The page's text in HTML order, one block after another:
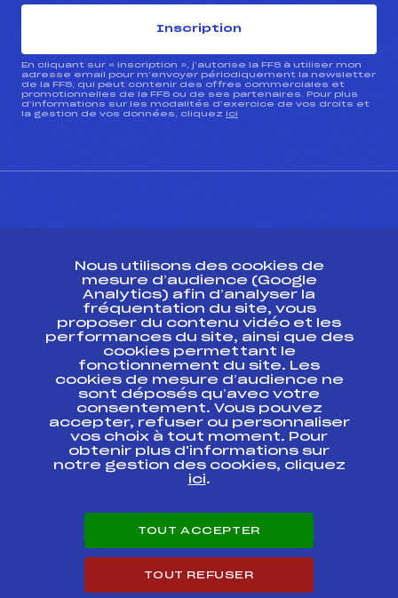
Inscription
En cliquant sur « inscription », j’autorise la FFS à utiliser mon
adresse email pour m’envoyer périodiquement la newsletter
de la FFS, qui peut contenir des offres commerciales et
promotionnelles de la FFS ou de ses partenaires. Pour plus
d’informations sur les modalités d’exercice de vos droits et
la gestion de vos données, cliquez ici
Ressources
Pass’Neige
Projet sportif fédéral
Projet de performance fédéral
Antidopage
Pôle Développement, Formation, Suivi
Scientifique
Listes ministérielles
Pôle vie de l’athlète
Enseignement professionnel
Carrières
Nous utilisons des cookies de
mesure d’audience (Google
Analytics) afin d’analyser la
fréquentation du site, vous
proposer du contenu vidéo et les
performances du site, ainsi que des
cookies permettant le
fonctionnement du site. Les
cookies de mesure d’audience ne
sont déposés qu’avec votre
consentement. Vous pouvez
accepter, refuser ou personnaliser
vos choix à tout moment. Pour
obtenir plus d'informations sur
notre gestion des cookies, cliquez
ici.
TOUT ACCEPTER
TOUT REFUSER